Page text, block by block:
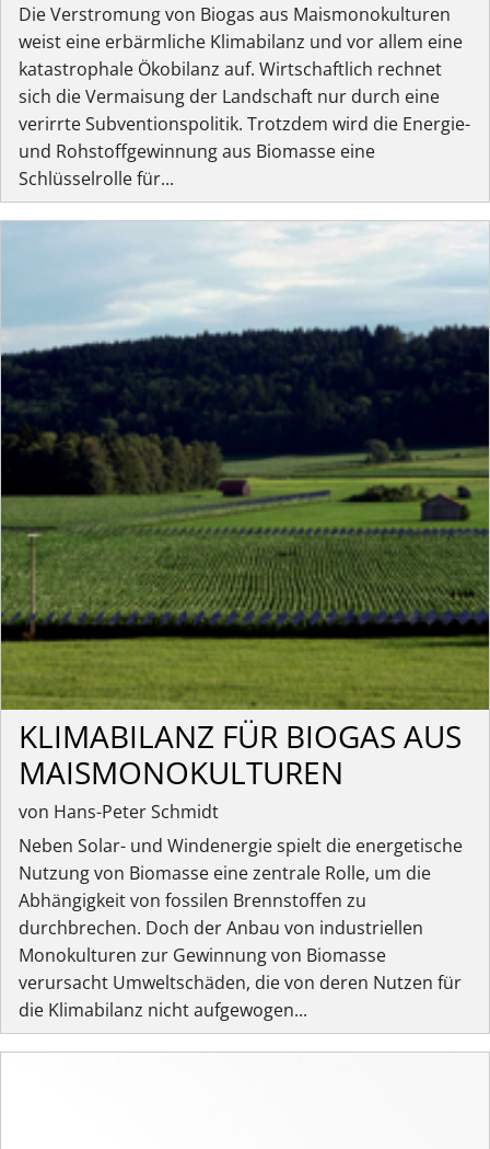
Die Verstromung von Biogas aus Maismonokulturen
weist eine erbärmliche Klimabilanz und vor allem eine
katastrophale Ökobilanz auf. Wirtschaftlich rechnet
sich die Vermaisung der Landschaft nur durch eine
verirrte Subventionspolitik. Trotzdem wird die Energie-
und Rohstoffgewinnung aus Biomasse eine
Schlüsselrolle für...
KLIMABILANZ FÜR BIOGAS AUS
MAISMONOKULTUREN
von Hans-Peter Schmidt
Neben Solar- und Windenergie spielt die energetische
Nutzung von Biomasse eine zentrale Rolle, um die
Abhängigkeit von fossilen Brennstoffen zu
durchbrechen. Doch der Anbau von industriellen
Monokulturen zur Gewinnung von Biomasse
verursacht Umweltschäden, die von deren Nutzen für
die Klimabilanz nicht aufgewogen...